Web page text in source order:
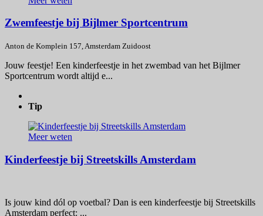
Zwemfeestje bij Bijlmer Sportcentrum
Anton de Komplein 157, Amsterdam Zuidoost
Jouw feestje! Een kinderfeestje in het zwembad van het Bijlmer
Sportcentrum wordt altijd e...
Tip
Meer weten
Kinderfeestje bij Streetskills Amsterdam
Is jouw kind dól op voetbal? Dan is een kinderfeestje bij Streetskills
Amsterdam perfect: ...